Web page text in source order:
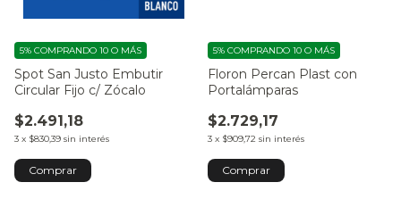
Spot San Justo Embutir
Circular Fijo c/ Zócalo
$2.491,18
3 x $830,39 sin interés
5% COMPRANDO 10 O MÁS
Comprar
Floron Percan Plast con
Portalámparas
$2.729,17
3 x $909,72 sin interés
5% COMPRANDO 10 O MÁS
Comprar